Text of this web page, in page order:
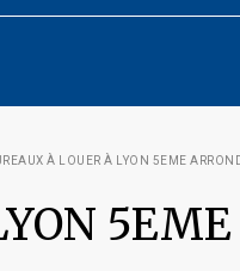
À LOUER À LYON 5EME